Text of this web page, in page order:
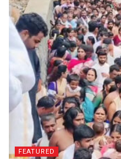
FEATURED